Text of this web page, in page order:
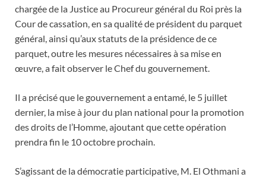
chargée de la Justice au Procureur général du Roi près la
Cour de cassation, en sa qualité de président du parquet
général, ainsi qu’aux statuts de la présidence de ce
parquet, outre les mesures nécessaires à sa mise en
œuvre, a fait observer le Chef du gouvernement.
Il a précisé que le gouvernement a entamé, le 5 juillet
dernier, la mise à jour du plan national pour la promotion
des droits de l’Homme, ajoutant que cette opération
prendra fin le 10 octobre prochain.
S’agissant de la démocratie participative, M. El Othmani a